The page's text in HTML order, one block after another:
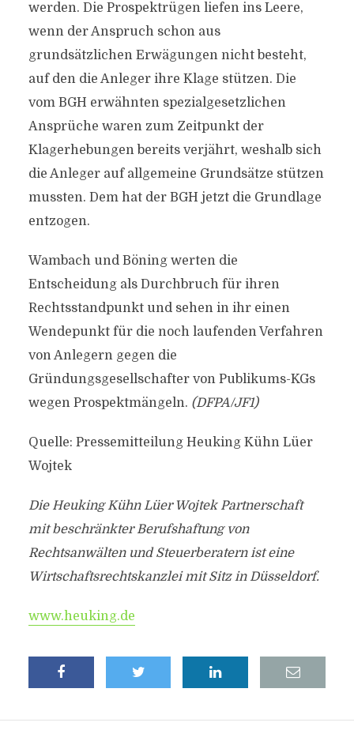
werden. Die Prospektrügen liefen ins Leere,
wenn der Anspruch schon aus
grundsätzlichen Erwägungen nicht besteht,
auf den die Anleger ihre Klage stützen. Die
vom BGH erwähnten spezialgesetzlichen
Ansprüche waren zum Zeitpunkt der
Klagerhebungen bereits verjährt, weshalb sich
die Anleger auf allgemeine Grundsätze stützen
mussten. Dem hat der BGH jetzt die Grundlage
entzogen.
Wambach und Böning werten die
Entscheidung als Durchbruch für ihren
Rechtsstandpunkt und sehen in ihr einen
Wendepunkt für die noch laufenden Verfahren
von Anlegern gegen die
Gründungsgesellschafter von Publikums-KGs
wegen Prospektmängeln. (DFPA/JF1)
Quelle: Pressemitteilung Heuking Kühn Lüer
Wojtek
Die Heuking Kühn Lüer Wojtek Partnerschaft
mit beschränkter Berufshaftung von
Rechtsanwälten und Steuerberatern ist eine
Wirtschaftsrechtskanzlei mit Sitz in Düsseldorf.
www.heuking.de